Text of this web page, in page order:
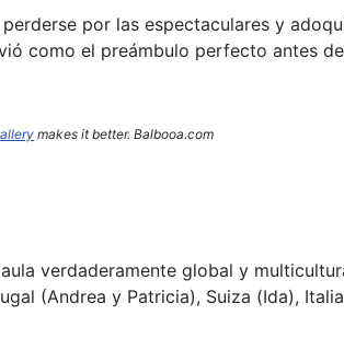
por las espectaculares y
como el preámbulo perfecto antes
makes it better. Balbooa.com
verdaderamente global y
(Andrea y Patricia), Suiza (Ida),